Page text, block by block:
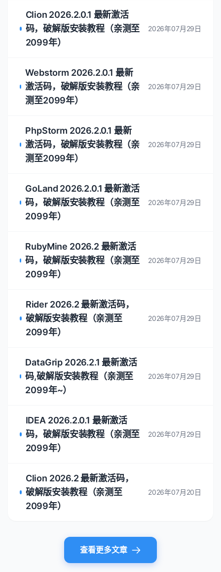
Clion 2026.2.0.1 最新激活
码，破解版安装教程（亲测至
2099年）
2026年07月29日
Webstorm 2026.2.0.1 最新
激活码，破解版安装教程（亲
测至2099年）
2026年07月29日
PhpStorm 2026.2.0.1 最新
激活码，破解版安装教程（亲
测至2099年）
2026年07月29日
GoLand 2026.2.0.1 最新激活
码，破解版安装教程（亲测至
2099年）
2026年07月29日
RubyMine 2026.2 最新激活
码，破解版安装教程（亲测至
2099年）
2026年07月29日
Rider 2026.2 最新激活码，
破解版安装教程（亲测至
2099年）
2026年07月29日
DataGrip 2026.2.1 最新激活
码,破解版安装教程（亲测至
2099年~）
2026年07月29日
IDEA 2026.2.0.1 最新激活
码，破解版安装教程（亲测至
2099年）
2026年07月29日
Clion 2026.2 最新激活码，
破解版安装教程（亲测至
2099年）
2026年07月20日
查看更多文章